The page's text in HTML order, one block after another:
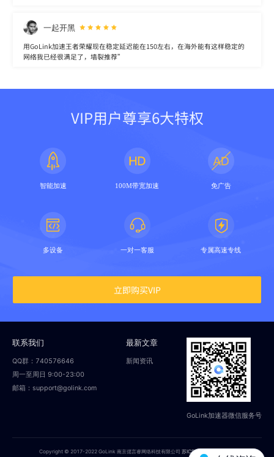
一起开黑
用GoLink加速王者荣耀现在稳定延迟能在150左右，在海外能有这样稳定的
网络我已经很满足了，墙裂推荐”
VIP用户尊享6大特权
智能加速 100M带宽加速 免广告
多设备 一对一客服 专属高速专线
立即购买VIP
联系我们
QQ群：740576646
周一至周日 9:00-23:00
邮箱：support@golink.com
最新文章
新闻资讯
GoLink加速器微信服务号
Copyright © 2017-2022 GoLink 南京偲言睿网络科技有限公司苏ICP备18014251号-2